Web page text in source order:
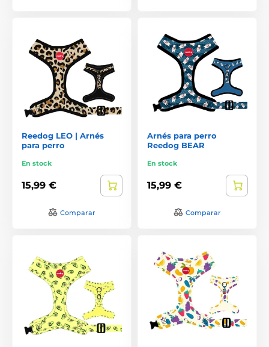
Reedog LEO | Arnés
para perro
En stock
15,99 €
Comparar
Arnés para perro
Reedog BEAR
En stock
15,99 €
Comparar